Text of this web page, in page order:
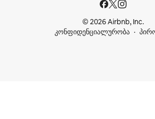
© 2026 Airbnb, Inc.
კონფიდენციალურობა